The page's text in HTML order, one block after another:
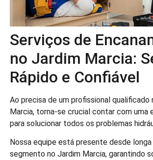
Serviços de
no Jardim Marcia:
Rápido e Confiável
Ao precisa de um profissional qualificado
Marcia, torna-se crucial contar com uma
para solucionar todos os problemas
Nossa equipe está presente desde
segmento no Jardim Marcia, garantindo